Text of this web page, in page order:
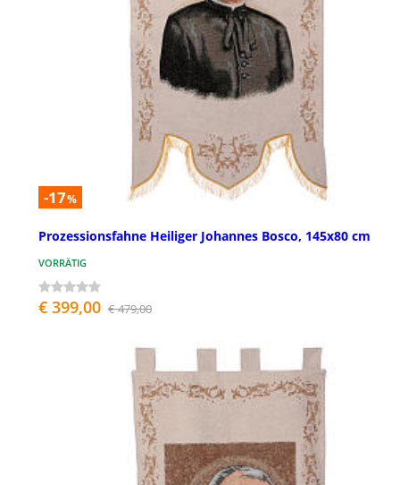
-17%
Prozessionsfahne Heiliger Johannes Bosco, 145x80 cm
VORRÄTIG
€ 399,00 € 479,00